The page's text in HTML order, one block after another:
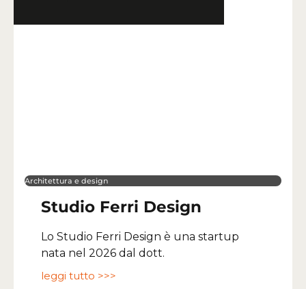
Architettura e design
Studio Ferri Design
Lo Studio Ferri Design è una startup
nata nel 2026 dal dott.
leggi tutto >>>